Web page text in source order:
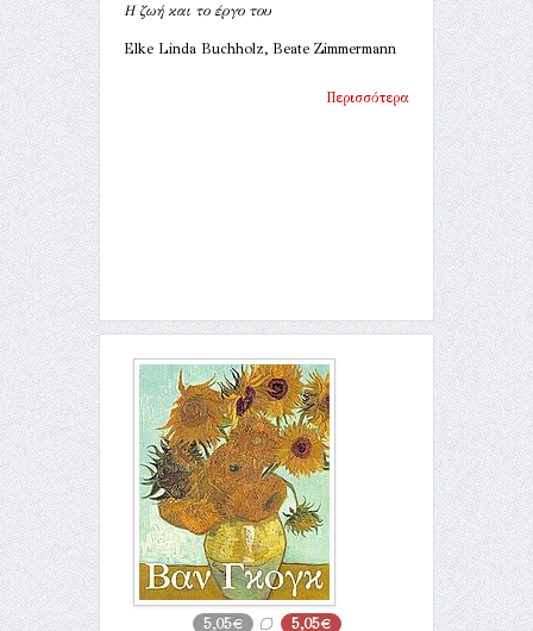
Η ζωή και το έργο του
Elke Linda Buchholz, Beate Zimmermann
Περισσότερα
5,05€ 5,05€